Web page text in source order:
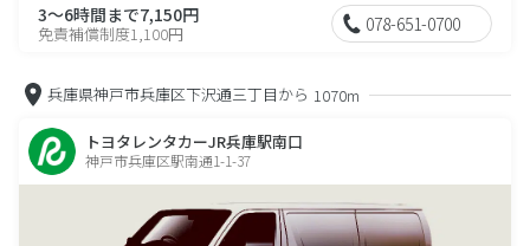
3～6時間まで7,150円
免責補償制度1,100円 078-651-0700
兵庫県神戸市兵庫区下沢通三丁目から 1070m
トヨタレンタカーJR兵庫駅南口
神戸市兵庫区駅南通1-1-37